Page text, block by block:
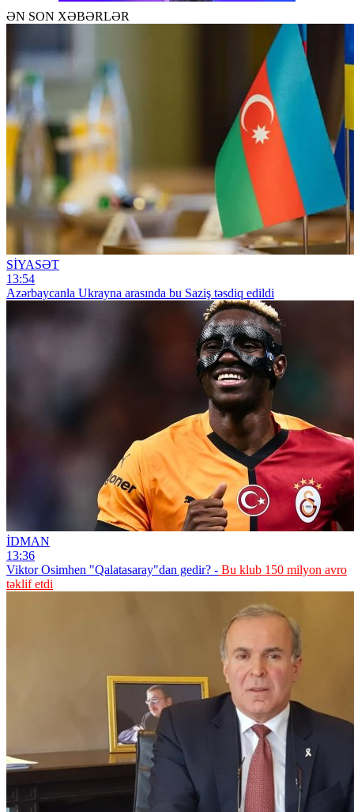
ƏN SON XƏBƏRLƏR
SİYASƏT
13:54
Azərbaycanla Ukrayna arasında bu Saziş təsdiq edildi
İDMAN
13:36
Viktor Osimhen "Qalatasaray"dan gedir? - Bu klub 150 milyon avro
təklif etdi